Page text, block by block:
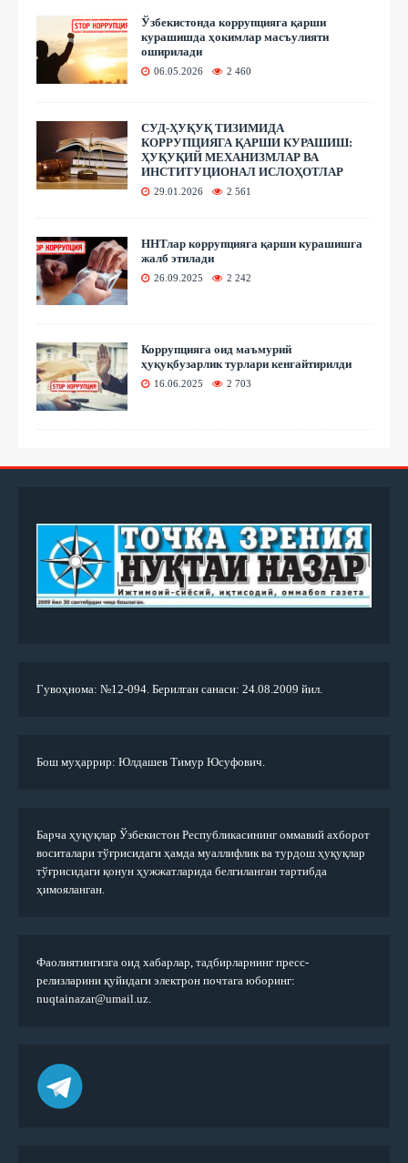
Ўзбекистонда коррупцияга қарши
курашишда ҳокимлар масъулияти
оширилади
06.05.2026 2 460
СУД-ҲУҚУҚ ТИЗИМИДА
КОРРУПЦИЯГА ҚАРШИ КУРАШИШ:
ҲУҚУҚИЙ МЕХАНИЗМЛАР ВА
ИНСТИТУЦИОНАЛ ИСЛОҲОТЛАР
29.01.2026 2 561
ННТлар коррупцияга қарши курашишга
жалб этилади
26.09.2025 2 242
Коррупцияга оид маъмурий
ҳуқуқбузарлик турлари кенгайтирилди
16.06.2025 2 703
Гувоҳнома: №12-094. Берилган санаси: 24.08.2009 йил.
Бош муҳаррир: Юлдашев Тимур Юсуфович.
Барча ҳуқуқлар Ўзбекистон Республикасининг оммавий ахборот
воситалари тўғрисидаги ҳамда муаллифлик ва турдош ҳуқуқлар
тўғрисидаги қонун ҳужжатларида белгиланган тартибда
ҳимояланган.
Фаолиятингизга оид хабарлар, тадбирларнинг пресс-
релизларини қуйидаги электрон почтага юборинг:
nuqtainazar@umail.uz.